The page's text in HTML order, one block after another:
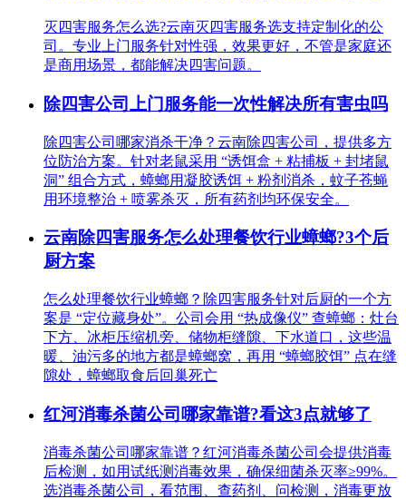
灭四害服务怎么选?云南灭四害服务选支持定制化的公
司。专业上门服务针对性强，效果更好，不管是家庭还
是商用场景，都能解决四害问题。
除四害公司上门服务能一次性解决所有害虫吗
除四害公司哪家消杀干净？云南除四害公司，提供多方
位防治方案。针对老鼠采用 “诱饵盒 + 粘捕板 + 封堵鼠
洞” 组合方式，蟑螂用凝胶诱饵 + 粉剂消杀，蚊子苍蝇
用环境整治 + 喷雾杀灭，所有药剂均环保安全。
云南除四害服务怎么处理餐饮行业蟑螂?3个后
厨方案
怎么处理餐饮行业蟑螂？除四害服务针对后厨的一个方
案是 “定位藏身处”。公司会用 “热成像仪” 查蟑螂：灶台
下方、冰柜压缩机旁、储物柜缝隙、下水道口，这些温
暖、油污多的地方都是蟑螂窝，再用 “蟑螂胶饵” 点在缝
隙处，蟑螂取食后回巢死亡
红河消毒杀菌公司哪家靠谱?看这3点就够了
消毒杀菌公司哪家靠谱？红河消毒杀菌公司会提供消毒
后检测，如用试纸测消毒效果，确保细菌杀灭率≥99%。
选消毒杀菌公司，看范围、查药剂、问检测，消毒更放